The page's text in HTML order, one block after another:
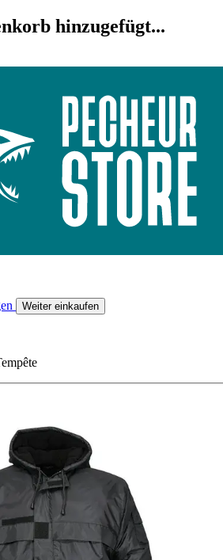
hinzugefügt...
Weiter einkaufen